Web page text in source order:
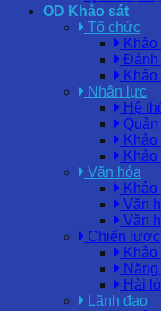
OD Khảo sát
Tổ chức
Đánh
Nhân lực
Hệ
Văn hóa
Văn
Văn
Chiến lược
Hài
Lãnh đạo